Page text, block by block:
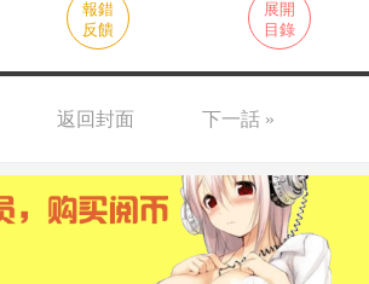
報錯
反饋
展開
目錄
返回封面 下一話 »